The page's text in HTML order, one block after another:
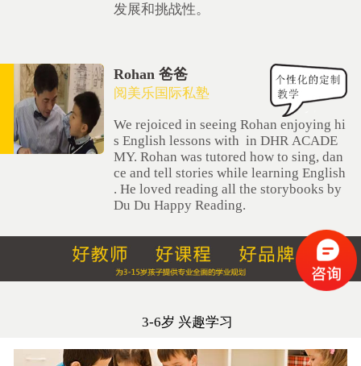
发展和挑战性。
Rohan 爸爸
阅美乐国际私塾
We rejoiced in seeing Rohan enjoying hi
s English lessons with in DHR ACADE
MY. Rohan was tutored how to sing, dan
ce and tell stories while learning English
. He loved reading all the storybooks by
Du Du Happy Reading.
3-6岁 兴趣学习